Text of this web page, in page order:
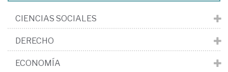
CIENCIAS SOCIALES
DERECHO
ECONOMÍA